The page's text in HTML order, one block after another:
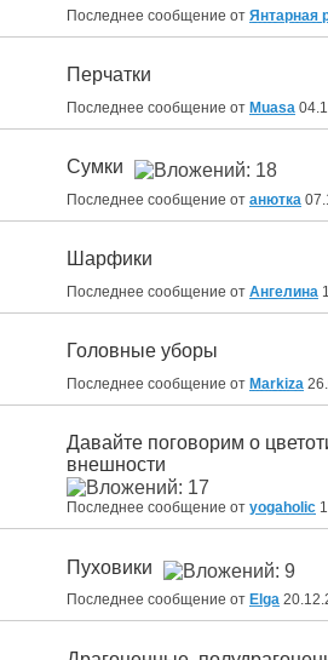
Последнее сообщение от Янтарная
Перчатки
Последнее сообщение от Muasa
Сумки
Последнее сообщение от анютка
Шарфики
Последнее сообщение от Ангелина
Головные уборы
Последнее сообщение от Markiza
Давайте поговорим о
внешности
Последнее сообщение от yogaholic
Пуховики
Последнее сообщение от Elga